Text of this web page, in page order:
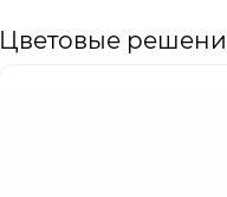
Цветовые